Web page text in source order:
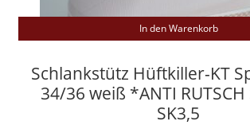
Schlankstütz Hüftkiller-KT
34/36 weiß *ANTI RUTSCH
SK3,5
In den Warenkorb